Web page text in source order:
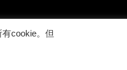
cookie。但